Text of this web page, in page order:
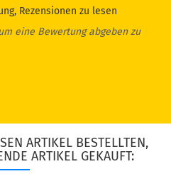
Rezensionen zu lesen
eine Bewertung abgeben zu
ARTIKEL BESTELLTEN,
ARTIKEL GEKAUFT: